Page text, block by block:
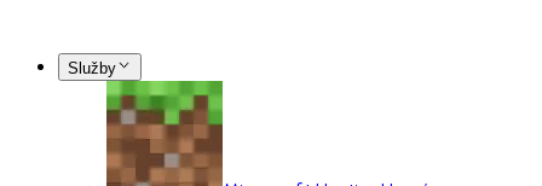
Služby